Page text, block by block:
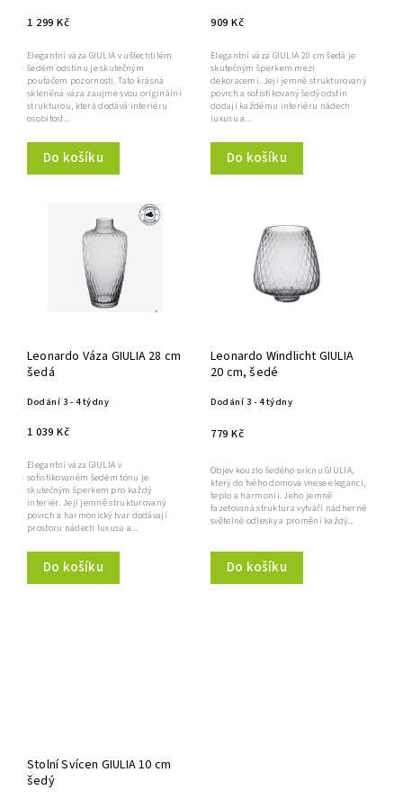
1 299 Kč
Do košíku
Elegantní váza GIULIA v ušlechtilém
šedém odstínu je skutečným
poutačem pozornosti. Tato krásná
skleněná váza zaujme svou originální
strukturou, která dodává interiéru
osobitost...
909 Kč
Do košíku
Elegantní váza GIULIA 20 cm šedá je
skutečným šperkem mezi
dekoracemi. Její jemně strukturovaný
povrch a sofistikovaný šedý odstín
dodají každému interiéru nádech
luxusu a...
Leonardo Váza GIULIA 28 cm
šedá
Dodání 3 - 4 týdny
1 039 Kč
Do košíku
Elegantní váza GIULIA v
sofistikovaném šedém tónu je
skutečným šperkem pro každý
interiér. Její jemně strukturovaný
povrch a harmonický tvar dodávají
prostoru nádech luxusu a...
Leonardo Windlicht GIULIA
20 cm, šedé
Dodání 3 - 4 týdny
779 Kč
Do košíku
Objev kouzlo šedého svícnu GIULIA,
který do tvého domova vnese eleganci,
teplo a harmonii. Jeho jemně
fazetovaná struktura vytváří nádherné
světelné odlesky a promění každý...
Stolní Svícen GIULIA 10 cm
šedý